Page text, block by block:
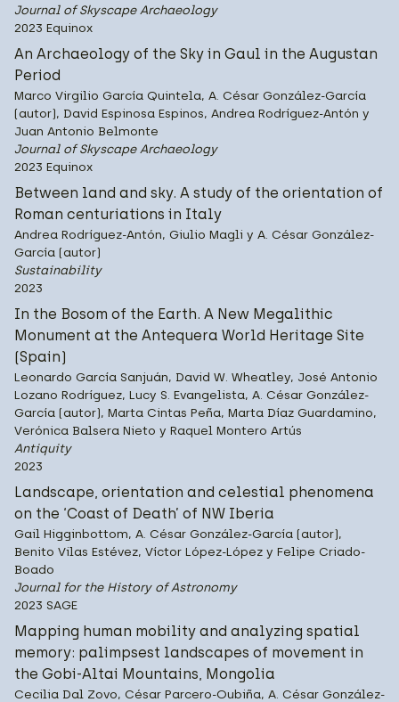
Journal of Skyscape Archaeology
2023 Equinox
An Archaeology of the Sky in Gaul in the Augustan
Period
Marco Virgilio García Quintela, A. César González-García
(autor), David Espinosa Espinos, Andrea Rodríguez-Antón y
Juan Antonio Belmonte
Journal of Skyscape Archaeology
2023 Equinox
Between land and sky. A study of the orientation of
Roman centuriations in Italy
Andrea Rodríguez-Antón, Giulio Magli y A. César González-
García (autor)
Sustainability
2023
In the Bosom of the Earth. A New Megalithic
Monument at the Antequera World Heritage Site
(Spain)
Leonardo García Sanjuán, David W. Wheatley, José Antonio
Lozano Rodríguez, Lucy S. Evangelista, A. César González-
García (autor), Marta Cintas Peña, Marta Díaz Guardamino,
Verónica Balsera Nieto y Raquel Montero Artús
Antiquity
2023
Landscape, orientation and celestial phenomena
on the ‘Coast of Death’ of NW Iberia
Gail Higginbottom, A. César González-García (autor),
Benito Vilas Estévez, Víctor López-López y Felipe Criado-
Boado
Journal for the History of Astronomy
2023 SAGE
Mapping human mobility and analyzing spatial
memory: palimpsest landscapes of movement in
the Gobi-Altai Mountains, Mongolia
Cecilia Dal Zovo, César Parcero-Oubiña, A. César González-